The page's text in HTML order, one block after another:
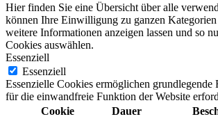
Hier finden Sie eine Übersicht über alle
können Ihre Einwilligung zu ganzen Kategorien
weitere Informationen anzeigen lassen und so
Cookies auswählen.
Essenziell
Essenziell
Essenzielle Cookies ermöglichen grundlegende
für die einwandfreie Funktion der Website
Cookie
Dauer